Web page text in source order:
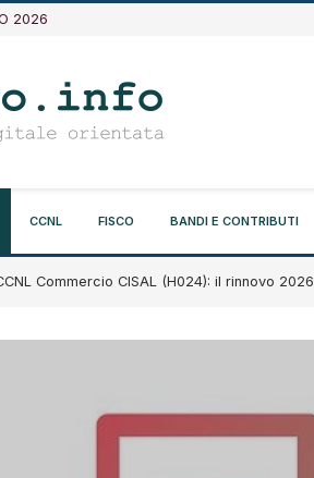
2026
CCNL FISCO BANDI E CONTRIBUTI
Commercio CISAL (H024): il rinnovo 2026-2029